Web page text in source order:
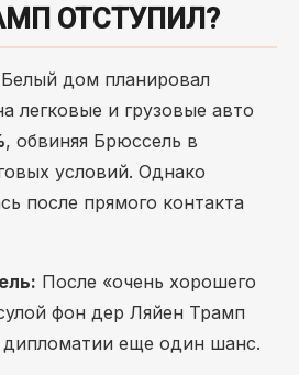
ОТСТУПИЛ?
дом планировал
легковые и грузовые авто
, обвиняя Брюссель в
условий. Однако
после прямого контакта
После «очень хорошего
фон дер Ляйен Трамп
дипломатии еще один шанс.